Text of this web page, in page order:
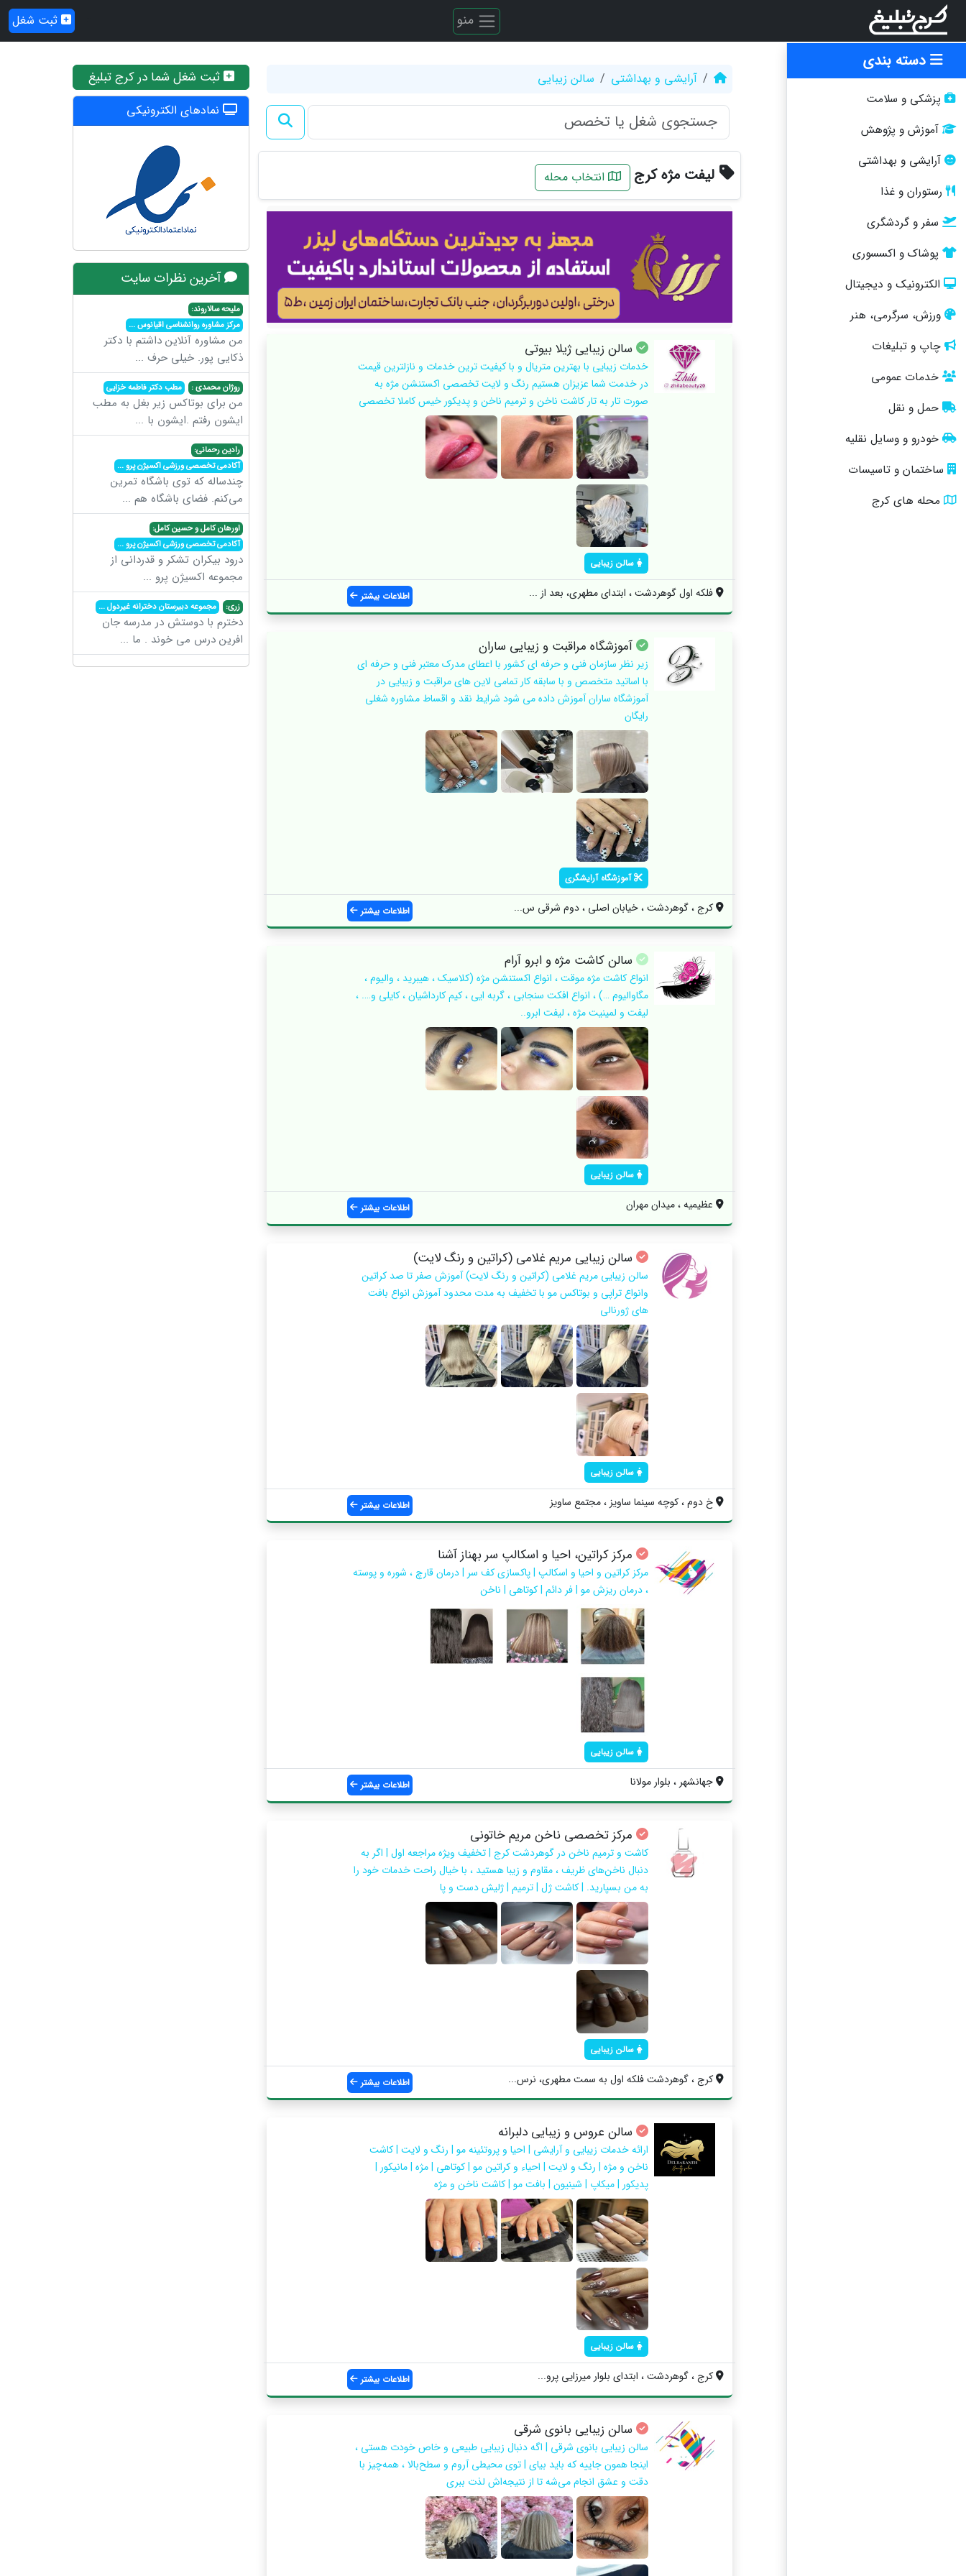
منو ثبت شغل
دسته بندی
پزشکی و سلامت
آموزش و پژوهش
آرایشی و بهداشتی
رستوران و غذا
سفر و گردشگری
پوشاک و اکسسوری
الکترونیک و دیجیتال
ورزش، سرگرمی، هنر
چاپ و تبلیغات
خدمات عمومی
حمل و نقل
خودرو و وسایل نقلیه
ساختمان و تاسیسات
محله های کرج
آرایشی و بهداشتی سالن زیبایی
لیفت مژه کرج انتخاب محله
سالن زیبایی ژیلا بیوتی
خدمات زیبایی با بهترین متریال و با کیفیت ترین خدمات و نازلترین قیمت
در خدمت شما عزیزان هستیم رنگ و لایت تخصصی اکستنشن مژه به
صورت تار به تار کاشت ناخن و ترمیم ناخن و پدیکور خیس کاملا تخصصی
سالن زیبایی
فلکه اول گوهردشت ، ابتدای مطهری، بعد از ... اطلاعات بیشتر
آموزشگاه مراقبت و زیبایی ساران
زیر نظر سازمان فنی و حرفه ای کشور با اعطای مدرک معتبر فنی و حرفه ای
با اساتید متخصص و با سابقه کار تمامی لاین های مراقبت و زیبایی در
آموزشگاه ساران آموزش داده می شود شرایط نقد و اقساط مشاوره شغلی
رایگان
آموزشگاه آرایشگری
کرج ، گوهردشت ، خیابان اصلی ، دوم شرقی س... اطلاعات بیشتر
سالن کاشت مژه و ابرو آرام
انواع کاشت مژه موقت ، انواع اکستنشن مژه (کلاسیک ، هیبرید ، والیوم ،
مگاوالیوم …) ، انواع افکت سنجابی ، گربه ایی ، کیم کارداشیان ، کایلی و…. ،
لیفت و لمینیت مژه ، لیفت ابرو..
سالن زیبایی
عظیمیه ، میدان مهران اطلاعات بیشتر
سالن زیبایی مریم غلامی (کراتین و رنگ لایت)
سالن زیبایی مریم غلامی (کراتین و رنگ لایت) آموزش صفر تا صد كراتين
وانواع تراپي و بوتاكس مو با تخفيف به مدت محدود آموزش انواع بافت
هاي ژورنالي
سالن زیبایی
خ دوم ، كوچه سينما ساويز ، مجتمع ساويز اطلاعات بیشتر
مرکز کراتین، احیا و اسکالپ سر بهناز آشنا
مرکز کراتین و احیا و اسکالپ | پاکسازی کف سر | درمان قارچ ، شوره و پوسته
، درمان ریزش مو | فر دائم | کوتاهی | ناخن
سالن زیبایی
جهانشهر ، بلوار مولانا اطلاعات بیشتر
مرکز تخصصی ناخن مریم خاتونی
کاشت و ترمیم ناخن در گوهردشت کرج | تخفیف ویژه مراجعه اول | اگر به
دنبال ناخن‌های ظریف ، مقاوم و زیبا هستید ، با خیال راحت خدمات خود را
به من بسپارید. | کاشت ژل | ترمیم | ژلیش دست و پا
سالن زیبایی
کرج ، گوهردشت فلکه اول به سمت مطهری، نرس... اطلاعات بیشتر
سالن عروس و زیبایی دلبرانه
ارائه خدمات زیبایی و آرایشی | احیا و پروتئینه مو | رنگ و لایت | کاشت
ناخن و مژه | رنگ و لایت | احیاء و کراتین مو | کوتاهی | مژه | مانیکور |
پدیکور | میکاپ | شینیون | بافت مو | کاشت ناخن و مژه
سالن زیبایی
کرج ، گوهردشت ، ابتدای بلوار میرزایی پرو... اطلاعات بیشتر
سالن زیبایی بانوی شرقی
سالن زیبایی بانوی شرقی | اگه دنبال زیبایی طبیعی و خاص خودت هستی ،
اینجا همون جاییه که باید بیای | توی محیطی آروم و سطح‌بالا ، همه‌چیز با
دقت و عشق انجام می‌شه تا از نتیجه‌اش لذت ببری
ثبت شغل شما در کرج تبلیغ
نمادهای الکترونیکی
آخرین نظرات سایت
ملیحه سالاروند:
مرکز مشاوره روانشناسی اقیانوس...
من مشاوره آنلاین داشتم با دکتر
ذکایی پور. خیلی حرف ...
روژان محمدی : مطب دکتر فاطمه خزایی
من برای بوتاکس زیر بغل به مطب
ایشون رفتم .ایشون با ...
رادین رحمانی:
آکادمی تخصصی ورزشی اکسیژن پرو...
چندساله که توی باشگاه تمرین
می‌کنم. فضای باشگاه هم ...
اورهان کامل و حسین کامل:
آکادمی تخصصی ورزشی اکسیژن پرو...
درود بیکران تشکر و قدردانی از
مجموعه اکسیژن پرو ...
زری: مجموعه دبیرستان دخترانه غیردول...
دخترم با دوستش در مدرسه جان
افرین درس می خوند . ما ...